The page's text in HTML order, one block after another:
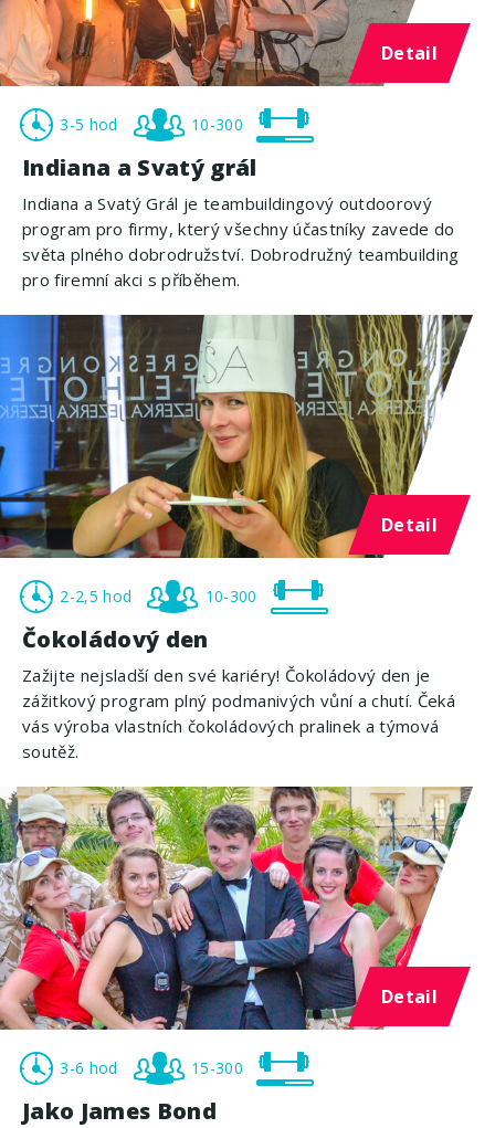
Detail
3-5 hod 10-300
Indiana a Svatý grál
Indiana a Svatý Grál je teambuildingový outdoorový
program pro firmy, který všechny účastníky zavede do
světa plného dobrodružství. Dobrodružný teambuilding
pro firemní akci s příběhem.
Detail
2-2,5 hod 10-300
Čokoládový den
Zažijte nejsladší den své kariéry! Čokoládový den je
zážitkový program plný podmanivých vůní a chutí. Čeká
vás výroba vlastních čokoládových pralinek a týmová
soutěž.
Detail
3-6 hod 15-300
Jako James Bond